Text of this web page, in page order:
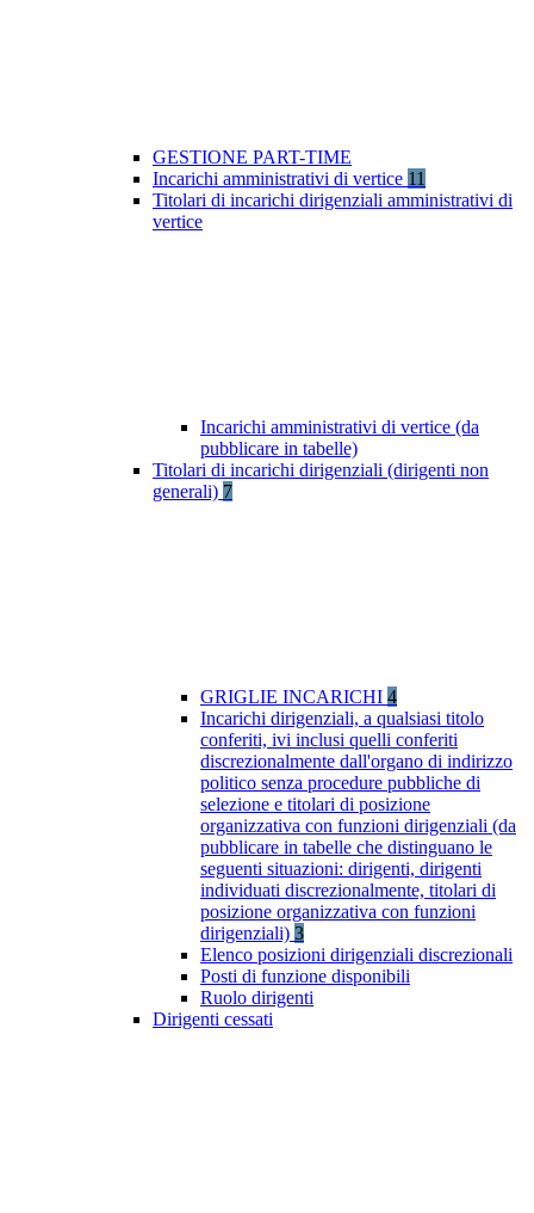
GESTIONE PART-TIME
Incarichi amministrativi di vertice 11
Titolari di incarichi dirigenziali amministrativi di
vertice
Incarichi amministrativi di vertice (da
pubblicare in tabelle)
Titolari di incarichi dirigenziali (dirigenti non
generali) 7
GRIGLIE INCARICHI 4
Incarichi dirigenziali, a qualsiasi titolo
conferiti, ivi inclusi quelli conferiti
discrezionalmente dall'organo di indirizzo
politico senza procedure pubbliche di
selezione e titolari di posizione
organizzativa con funzioni dirigenziali (da
pubblicare in tabelle che distinguano le
seguenti situazioni: dirigenti, dirigenti
individuati discrezionalmente, titolari di
posizione organizzativa con funzioni
dirigenziali) 3
Elenco posizioni dirigenziali discrezionali
Posti di funzione disponibili
Ruolo dirigenti
Dirigenti cessati